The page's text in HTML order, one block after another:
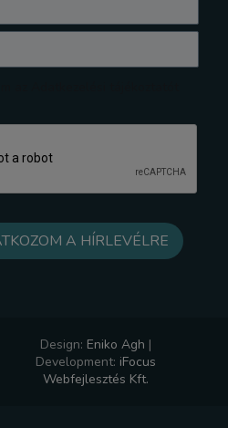
Design: Eniko Agh |
Development: iFocus
Webfejlesztés Kft.